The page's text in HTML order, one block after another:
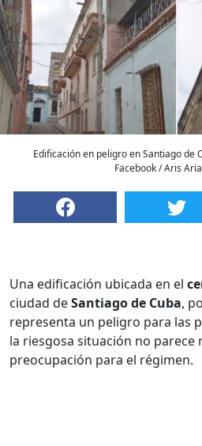
Edificación en peligro en Santiago de
Facebook / Aris
Una edificación ubicada en el
ciudad deSantiago de Cuba,
representa un peligro para las
la riesgosa situación no parece
preocupación para el régimen.